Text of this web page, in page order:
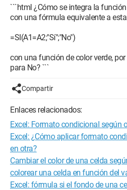
```html ¿Cómo se integra la
con una fórmula equivalente a
=SI(A1=A2;"Sí";"No")
con una función de color verde,
para No? ```
Compartir
Enlaces relacionados:
Excel: Formato condicional según
Excel: ¿Cómo aplicar formato
en otra?
Cambiar el color de una celda
colorear una celda en función del
Excel: fórmula si el fondo de una